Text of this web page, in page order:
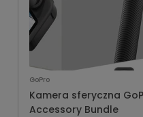
GoPro
Kamera sferyczna
Accessory Bundle